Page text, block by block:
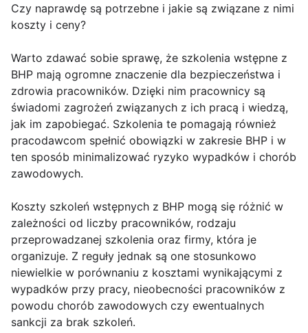
Czy naprawdę są potrzebne i jakie są związane z nimi
koszty i ceny?
Warto zdawać sobie sprawę, że szkolenia wstępne z
BHP mają ogromne znaczenie dla bezpieczeństwa i
zdrowia pracowników. Dzięki nim pracownicy są
świadomi zagrożeń związanych z ich pracą i wiedzą,
jak im zapobiegać. Szkolenia te pomagają również
pracodawcom spełnić obowiązki w zakresie BHP i w
ten sposób minimalizować ryzyko wypadków i chorób
zawodowych.
Koszty szkoleń wstępnych z BHP mogą się różnić w
zależności od liczby pracowników, rodzaju
przeprowadzanej szkolenia oraz firmy, która je
organizuje. Z reguły jednak są one stosunkowo
niewielkie w porównaniu z kosztami wynikającymi z
wypadków przy pracy, nieobecności pracowników z
powodu chorób zawodowych czy ewentualnych
sankcji za brak szkoleń.